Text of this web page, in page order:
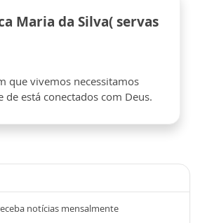
Maria da Silva( servas
que vivemos necessitamos
de está conectados com Deus.
notícias mensalmente